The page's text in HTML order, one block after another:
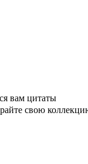
вам цитаты
свою